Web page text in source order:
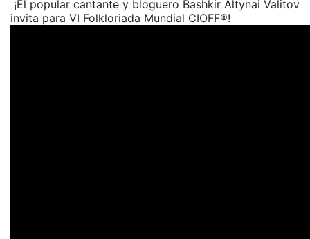
¡El popular cantante y bloguero Bashkir Altynai Valitov
invita para VI Folkloriada Mundial CIOFF®️!